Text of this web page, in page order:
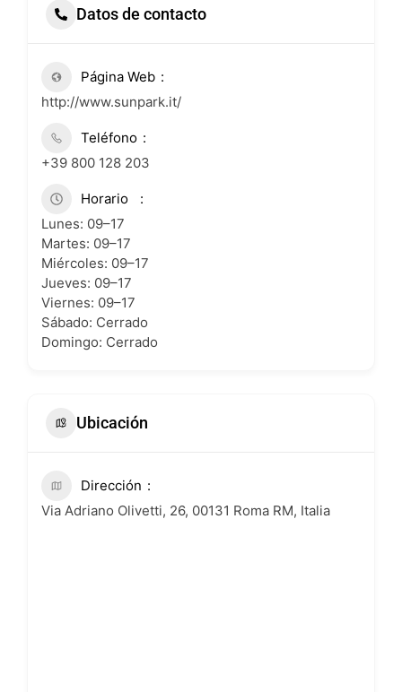
Datos de contacto
Página Web
http://www.sunpark.it/
Teléfono
+39 800 128 203
Horario
Lunes: 09–17
Martes: 09–17
Miércoles: 09–17
Jueves: 09–17
Viernes: 09–17
Sábado: Cerrado
Domingo: Cerrado
Ubicación
Dirección
Via Adriano Olivetti, 26, 00131 Roma RM, Italia